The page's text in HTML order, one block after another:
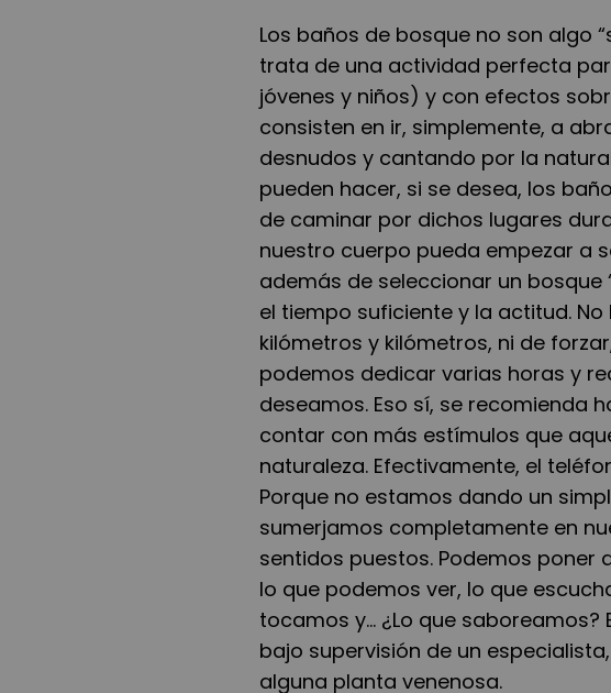
Los baños de bosque no son algo
trata de una actividad perfecta
jóvenes y niños) y con efectos
consisten en ir, simplemente, a
desnudos y cantando por la
pueden hacer, si se desea, los
de caminar por dichos lugares
nuestro cuerpo pueda empezar a
además de seleccionar un bosque
el tiempo suficiente y la actitud.
kilómetros y kilómetros, ni de
podemos dedicar varias horas y
deseamos. Eso sí, se recomienda
contar con más estímulos que
naturaleza. Efectivamente, el
Porque no estamos dando un
sumerjamos completamente en
sentidos puestos. Podemos poner
lo que podemos ver, lo que
tocamos y... ¿Lo que
bajo supervisión de un
alguna planta venenosa.